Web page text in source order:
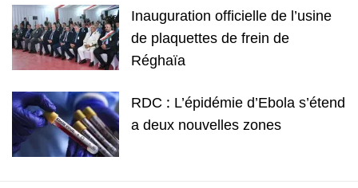
Inauguration officielle de l’usine
de plaquettes de frein de
Réghaïa
RDC : L’épidémie d’Ebola s’étend
a deux nouvelles zones